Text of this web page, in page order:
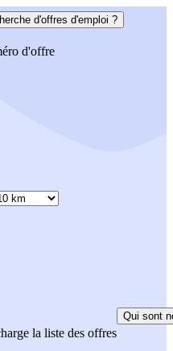
d'offres d'emploi ?
d'offre
la liste des offres
Qui sont